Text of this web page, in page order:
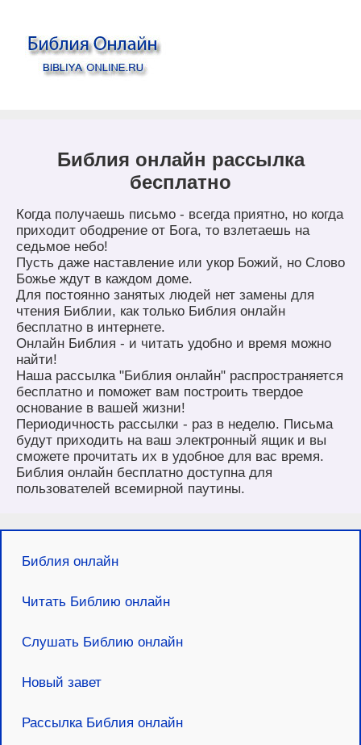
Библия онлайн рассылка
бесплатно
Когда получаешь письмо - всегда приятно, но когда
приходит ободрение от Бога, то взлетаешь на
седьмое небо!
Пусть даже наставление или укор Божий, но Слово
Божье ждут в каждом доме.
Для постоянно занятых людей нет замены для
чтения Библии, как только Библия онлайн
бесплатно в интернете.
Онлайн Библия - и читать удобно и время можно
найти!
Наша рассылка "Библия онлайн" распространяется
бесплатно и поможет вам построить твердое
основание в вашей жизни!
Периодичность рассылки - раз в неделю. Письма
будут приходить на ваш электронный ящик и вы
сможете прочитать их в удобное для вас время.
Библия онлайн бесплатно доступна для
пользователей всемирной паутины.
Библия онлайн
Читать Библию онлайн
Слушать Библию онлайн
Новый завет
Рассылка Библия онлайн